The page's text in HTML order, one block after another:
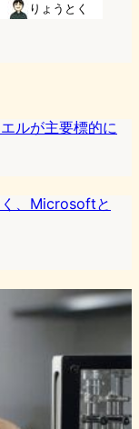
りょうとく
ルが主要標的に
、Microsoftと